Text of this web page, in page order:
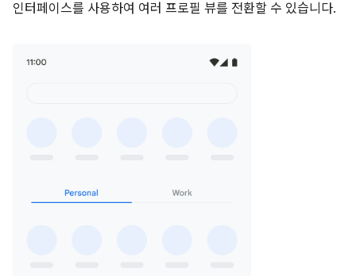
인터페이스를 사용하여 여러 프로필 뷰를 전환할 수 있습니다.